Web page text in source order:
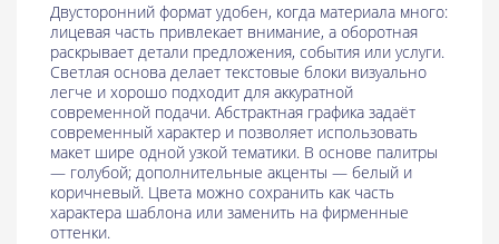
Двусторонний формат удобен, когда материала много:
лицевая часть привлекает внимание, а оборотная
раскрывает детали предложения, события или услуги.
Светлая основа делает текстовые блоки визуально
легче и хорошо подходит для аккуратной
современной подачи. Абстрактная графика задаёт
современный характер и позволяет использовать
макет шире одной узкой тематики. В основе палитры
— голубой; дополнительные акценты — белый и
коричневый. Цвета можно сохранить как часть
характера шаблона или заменить на фирменные
оттенки.